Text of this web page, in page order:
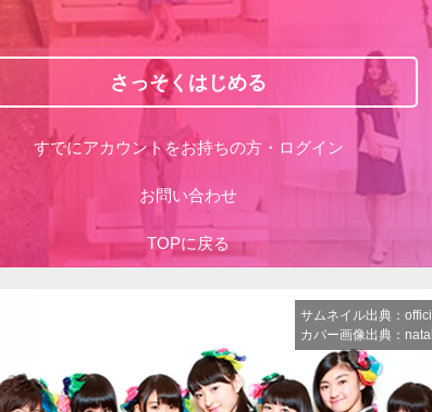
さっそくはじめる
すでにアカウントをお持ちの方・ログイン
お問い合わせ
TOPに戻る
サムネイル出典：
カバー画像出典：